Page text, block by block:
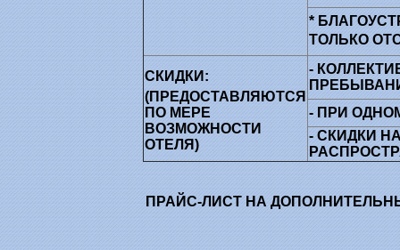
*
ТОЛЬКО
СКИДКИ:
(ПРЕДОСТАВЛЯЮТСЯ
ПО МЕРЕ
ВОЗМОЖНОСТИ
ОТЕЛЯ)
-
- ПРИ
- СКИДКИ
ПРАЙС-ЛИСТ НА